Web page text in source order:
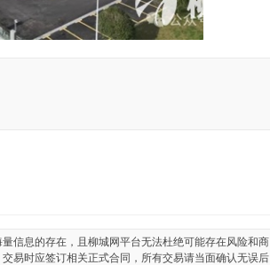
信息的存在，且柳城网平台无法杜绝可能存在风险和商
易时应签订相关正式合同，所有交易请当面确认无误后